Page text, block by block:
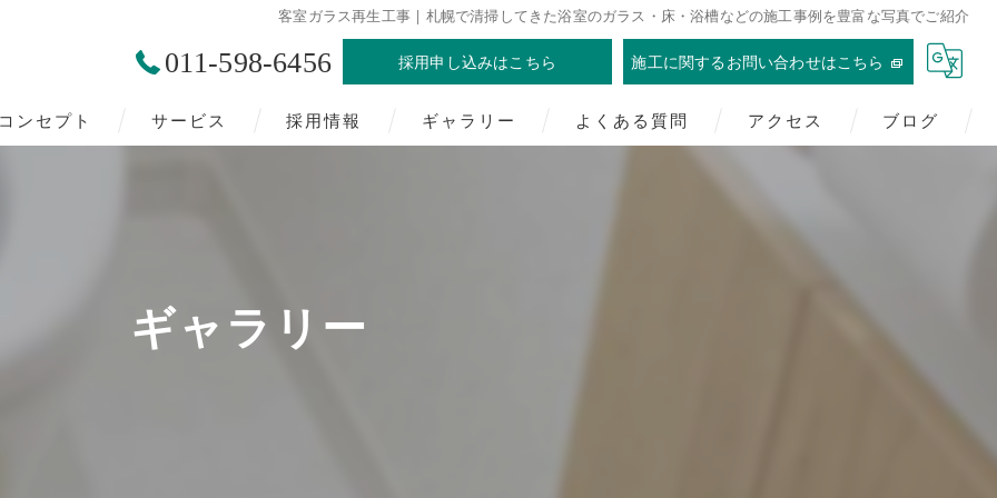
客室ガラス再生工事 | 札幌で清掃してきた浴室のガラス・床・浴槽などの施工事例を豊富な写真でご紹介
011-598-6456 採用申し込みはこちら 施工に関するお問い合わせはこちら
ンセプト サービス 採用情報 ギャラリー よくある質問 アクセス ブログ
ギャラリー